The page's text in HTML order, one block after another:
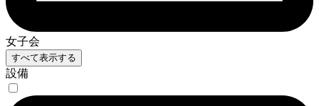
女子会
すべて表示する
設備